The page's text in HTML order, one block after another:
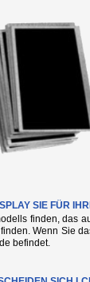
SIE FÜR
finden, das
Wenn Sie
befindet.